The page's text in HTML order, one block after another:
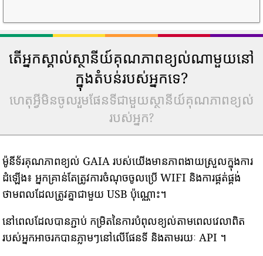
តើអ្នកស្គាល់ស្ថានីយ៍គុណភាពខ្យល់ណាមួយនៅ
ក្នុងតំបន់របស់អ្នកទេ?
ហេតុអ្វីមិនចូលរួមផែនទីជាមួយស្ថានីយ៍គុណភាពខ្យល់
របស់អ្នក?
ម៉ូនីទ័រគុណភាពខ្យល់ GAIA របស់យើងមានភាពងាយស្រួលក្នុងការ
ដំឡើង៖ អ្នកគ្រាន់តែត្រូវការចំណុចចូលប្រើ WIFI និងការផ្គត់ផ្គង់
ថាមពលដែលត្រូវគ្នាជាមួយ USB ប៉ុណ្ណោះ។
នៅពេលដែលបានភ្ជាប់ កម្រិតនៃការបំពុលខ្យល់តាមពេលវេលាពិត
របស់អ្នកអាចរកបានភ្លាមៗនៅលើផែនទី និងតាមរយៈ API ។